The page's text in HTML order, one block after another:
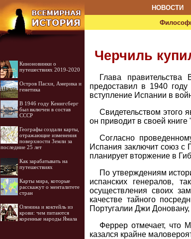
НОВОСТИ
Киноновинки о
путешествиях 2019-2020
Остров Пасхи, Америка и
генетика
В 1946 году Кенигсберг
был включен в состав
СССР
Географы создали карты,
отражающие изменения
поверхности Земли за
последние 25 лет
Как зарабатывать на
путешествиях
Карты мира, которые
расскажут о менталитете
стран
Оленина и коктейль из
крови: чем питаются
коренные народы Ямала
Черчиль
Глава
предоставил в 1940
вступление Испании в
Свидетельством этого
он приводит в своей
Согласно
Испания заключит союз с
планирует вторжение в
По утверждениям
испанских генералов,
осуществления своих
качестве тайного
Португалии Джи
Феррер отмечает, что
казался крайне